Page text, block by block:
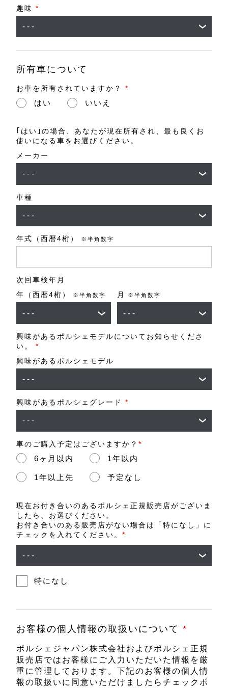
趣味 *
所有車について
お車を所有されていますか？ *
はい いいえ
｢はい｣の場合、あなたが現在所有され、最も良くお
使いになる車をお選びください。
メーカー
車種
年式（西暦4桁） ※半角数字
次回車検年月
年（西暦4桁）
※半角数字 月 ※半角数字
興味があるポルシェモデルについてお知らせくださ
い。 *
興味があるポルシェモデル
興味があるポルシェグレード *
車のご購入予定はございますか？ *
6ヶ月以内 1年以内
1年以上先 予定なし
現在お付き合いのあるポルシェ正規販売店がございま
したら、お選びください。
お付き合いのある販売店がない場合は「特になし」に
チェックを入れてください。 *
特になし
お客様の個人情報の取扱いについて *
ポルシェジャパン株式会社およびポルシェ正規
販売店ではお客様にご入力いただいた情報を厳
重に管理しております。下記のお客様の個人情
報の取扱いに同意いただけましたらチェックボ